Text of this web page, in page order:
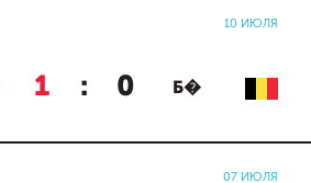
10 ИЮЛЯ
1 : 0 Б�
07 ИЮЛЯ